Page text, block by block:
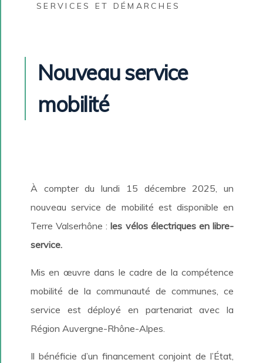
SERVICES ET DÉMARCHES
Nouveau service
mobilité
À compter du lundi 15 décembre 2025, un
nouveau service de mobilité est disponible en
Terre Valserhône :les vélos électriques en libre-
service.
Mis en œuvre dans le cadre de la compétence
mobilité de la communauté de communes, ce
service est déployé en partenariat avec la
Région Auvergne-Rhône-Alpes.
Il bénéficie d’un financement conjoint de l’État,